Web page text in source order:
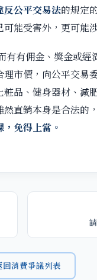
反公平交易法的規定
能受害外，更可能
有有佣金、獎金或
理市價，向公平交易
品、健身器材、減
直銷本身是合法的
免得上當。
消費爭議列表